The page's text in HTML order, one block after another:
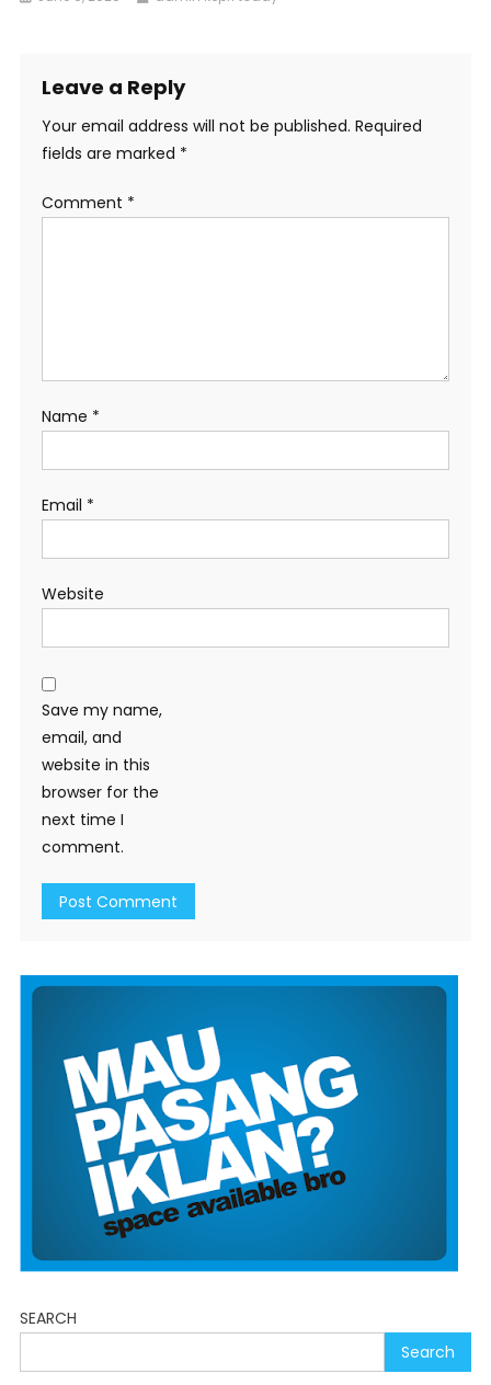
Leave a Reply
Your email address will not be published. Required
fields are marked *
Comment *
Name *
Email *
Website
Save my name,
email, and
website in this
browser for the
next time I
comment.
SEARCH
Search